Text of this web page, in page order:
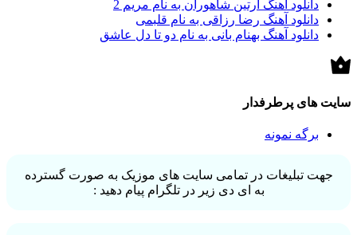
دانلود آهنگ آرتین شاهوران به نام مریم 2
دانلود آهنگ رضا رزاقی به نام قلبمی
دانلود آهنگ بهنام بانی به نام دو تا دل عاشق
سایت های پرطرفدار
برگه نمونه
جهت تبلیغات در تمامی سایت های موزیک به صورت گسترده
به ای دی زیر در تلگرام پیام دهید :